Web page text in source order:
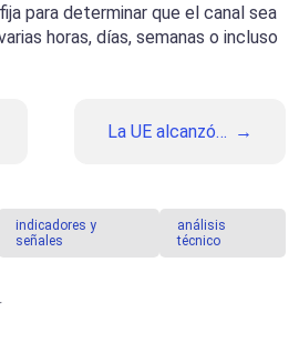
para determinar que el canal sea
horas, días, semanas o incluso
La UE alcanzó
FOMC
indicadores y
señales
análisis
técnico